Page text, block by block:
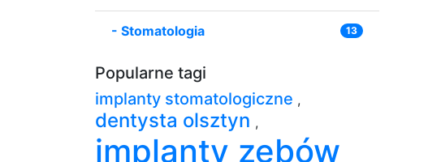
- Stomatologia 13
Popularne tagi
implanty stomatologiczne ,
dentysta olsztyn ,
implanty zębów